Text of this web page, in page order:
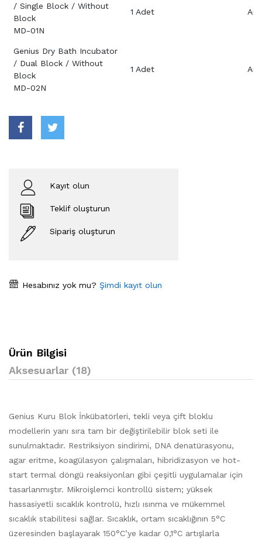
/ Single Block / Without
Block
MD-01N
1 Adet
Genius Dry Bath Incubator
/ Dual Block / Without
Block
MD-02N
1 Adet
Kayıt olun
Teklif oluşturun
Sipariş oluşturun
Hesabınız yok mu? Şimdi kayıt olun
Ürün Bilgisi
Aksesuarlar (18)
Genius Kuru Blok İnkübatörleri, tekli veya çift bloklu
modellerin yanı sıra tam bir değiştirilebilir blok seti ile
sunulmaktadır. Restriksiyon sindirimi, DNA denatürasyonu,
agar eritme, koagülasyon çalışmaları, hibridizasyon ve hot-
start termal döngü reaksiyonları gibi çeşitli uygulamalar için
tasarlanmıştır. Mikroişlemci kontrollü sistem; yüksek
hassasiyetli sıcaklık kontrolü, hızlı ısınma ve mükemmel
sıcaklık stabilitesi sağlar. Sıcaklık, ortam sıcaklığının 5°C
üzeresinden başlayarak 150°C’ye kadar 0,1°C artışlarla